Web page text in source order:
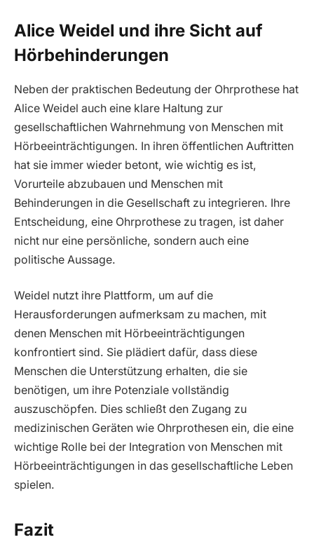
Alice Weidel und ihre Sicht auf
Hörbehinderungen
Neben der praktischen Bedeutung der Ohrprothese hat
Alice Weidel auch eine klare Haltung zur
gesellschaftlichen Wahrnehmung von Menschen mit
Hörbeeinträchtigungen. In ihren öffentlichen Auftritten
hat sie immer wieder betont, wie wichtig es ist,
Vorurteile abzubauen und Menschen mit
Behinderungen in die Gesellschaft zu integrieren. Ihre
Entscheidung, eine Ohrprothese zu tragen, ist daher
nicht nur eine persönliche, sondern auch eine
politische Aussage.
Weidel nutzt ihre Plattform, um auf die
Herausforderungen aufmerksam zu machen, mit
denen Menschen mit Hörbeeinträchtigungen
konfrontiert sind. Sie plädiert dafür, dass diese
Menschen die Unterstützung erhalten, die sie
benötigen, um ihre Potenziale vollständig
auszuschöpfen. Dies schließt den Zugang zu
medizinischen Geräten wie Ohrprothesen ein, die eine
wichtige Rolle bei der Integration von Menschen mit
Hörbeeinträchtigungen in das gesellschaftliche Leben
spielen.
Fazit